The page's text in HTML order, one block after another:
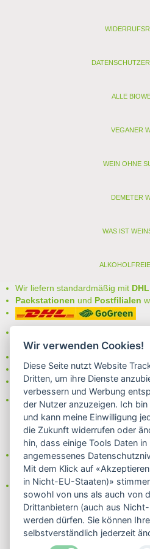
> Alle anderen Weine von Weingut
ALLE
VEGANER
WEIN OHNE
DEMETER
WAS IST
Wir liefern standardmäßig mit DHL
Packstationen und Postfilialen
auswählen:
- Rechnung
- Lastschrift/Bankeinzug
Das Internetsiegel "GEPRÜFTER
Partner von:
Wine in Moderation - bewußt
Erfahren Sie mehr über Biowein
uns!
Blog
Facebook
Instagram
Wir verwenden Cookies!
Diese Seite nutzt Website
Dritten, um ihre Dienste
verbessern und Werbung
der Nutzer anzuzeigen. Ich
und kann meine Einwilligung
die Zukunft widerrufen oder
hin, dass einige Tools Daten
angemessenes
Mit dem Klick auf
in Nicht-EU-Staaten)»
sowohl von uns als auch von
Drittanbietern (auch aus
werden dürfen. Sie können
selbstverständlich jederzeit